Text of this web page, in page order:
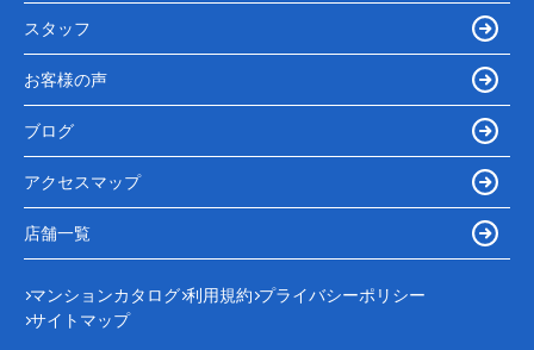
スタッフ
お客様の声
ブログ
アクセスマップ
店舗一覧
マンションカタログ 利用規約 プライバシーポリシー
サイトマップ